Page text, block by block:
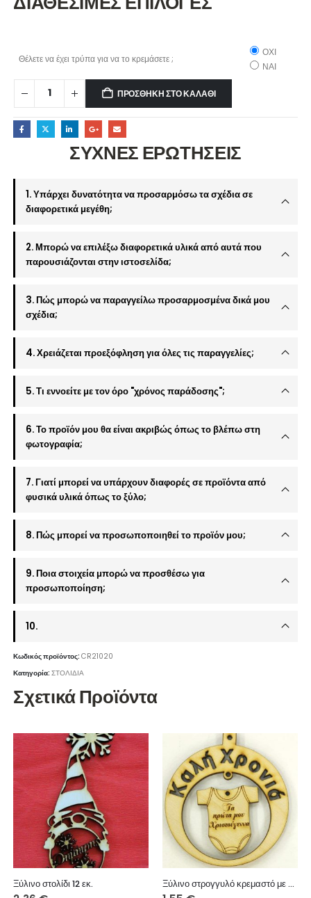
Θέλετε να έχει τρύπα για να το κρεμάσετε ;
ΟΧΙ
ΝΑΙ
ΠΡΟΣΘΉΚΗ ΣΤΟ ΚΑΛΆΘΙ
ΣΥΧΝΕΣ ΕΡΩΤΗΣΕΙΣ
1. Υπάρχει δυνατότητα να προσαρμόσω τα σχέδια σε
διαφορετικά μεγέθη;
2. Μπορώ να επιλέξω διαφορετικά υλικά από αυτά που
παρουσιάζονται στην ιστοσελίδα;
3. Πώς μπορώ να παραγγείλω προσαρμοσμένα δικά μου
σχέδια;
4. Χρειάζεται προεξόφληση για όλες τις παραγγελίες;
5. Τι εννοείτε με τον όρο "χρόνος παράδοσης";
6. Το προϊόν μου θα είναι ακριβώς όπως το βλέπω στη
φωτογραφία;
7. Γιατί μπορεί να υπάρχουν διαφορές σε προϊόντα από
φυσικά υλικά όπως το ξύλο;
8. Πώς μπορεί να προσωποποιηθεί το προϊόν μου;
9. Ποια στοιχεία μπορώ να προσθέσω για
προσωποποίηση;
10.
Κωδικός προϊόντος:CR21020
Κατηγορία:ΣΤΟΛΙΔΙΑ
Σχετικά Προϊόντα
Ξύλινο στολίδι 12 εκ. Ξύλινο στρογγυλό κρεμαστό με ευχές, σε κορμάκι (Τα πρώτα μου Χριστούγεννα) 10 εκ.